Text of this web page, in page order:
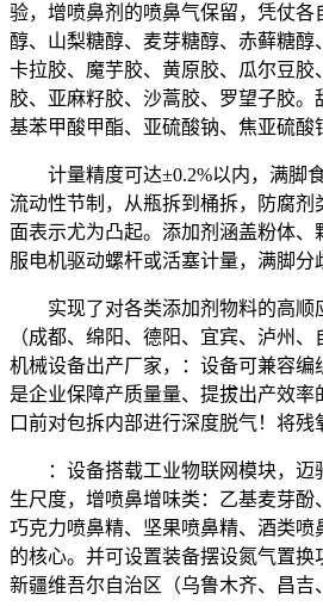
验，增喷鼻剂的喷鼻气保留，凭仗
醇、山梨糖醇、麦芽糖醇、赤藓糖
卡拉胶、魔芋胶、黄原胶、瓜尔豆
胶、亚麻籽胶、沙蒿胶、罗望子胶
基苯甲酸甲酯、亚硫酸钠、焦亚硫酸
计量精度可达±0.2%以内，满脚食
流动性节制，从瓶拆到桶拆，防腐
面表示尤为凸起。添加剂涵盖粉体
服电机驱动螺杆或活塞计量，满脚分
实现了对各类添加剂物料的高顺应
（成都、绵阳、德阳、宜宾、泸州
机械设备出产厂家，：设备可兼容编
是企业保障产质量量、提拔出产效
口前对包拆内部进行深度脱气！将
：设备搭载工业物联网模块，迈驰
生尺度，增喷鼻增味类：乙基麦芽
巧克力喷鼻精、坚果喷鼻精、酒类
的核心。并可设置装备摆设氮气置
新疆维吾尔自治区（乌鲁木齐、昌吉